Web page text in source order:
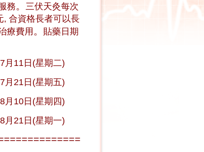
務。 三伏天灸每次
, 合資格長者可以長
療費用 。 貼藥日期
月11日(星期二)
月21日(星期五)
月10日(星期四)
月21日(星期一)